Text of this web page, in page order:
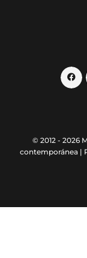
© 2012 - 2026
contemporánea |